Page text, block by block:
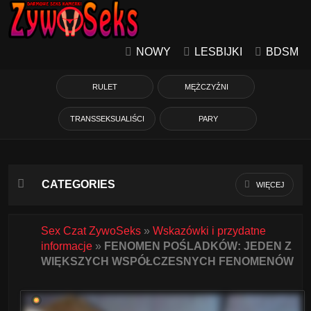
NOWY LESBIJKI BDSM
RULET MĘŻCZYŹNI
TRANSSEKSUALIŚCI PARY
CATEGORIES WIĘCEJ
Azjatycka
Babcie
Białe Dziewczyny
Sex Czat ZywoSeks » Wskazówki i przydatne
informacje » FENOMEN POŚLADKÓW: JEDEN Z
WIĘKSZYCH WSPÓŁCZESNYCH FENOMENÓW